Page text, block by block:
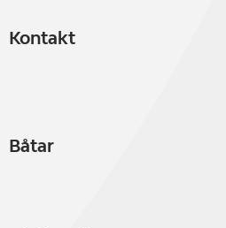
Kontakt
Båtar